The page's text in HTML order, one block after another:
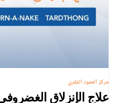
مركز العمود الفقري